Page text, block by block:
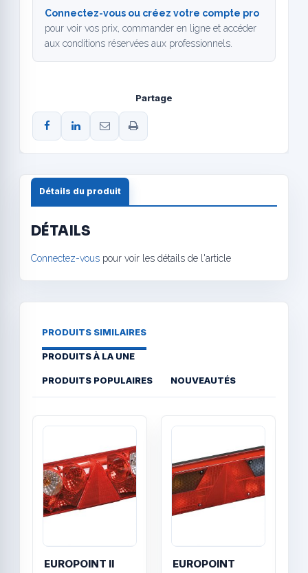
Connectez-vous ou créez votre compte pro
pour voir vos prix, commander en ligne et accéder
aux conditions réservées aux professionnels.
Partage
Détails du produit
DÉTAILS
Connectez-vous pour voir les détails de l'article
PRODUITS SIMILAIRES
PRODUITS À LA UNE
PRODUITS POPULAIRES NOUVEAUTÉS
EUROPOINT II
EUROPOINT